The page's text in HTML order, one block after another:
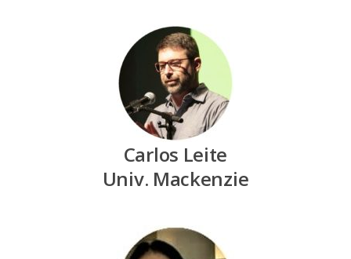
Carlos Leite
Univ. Mackenzie